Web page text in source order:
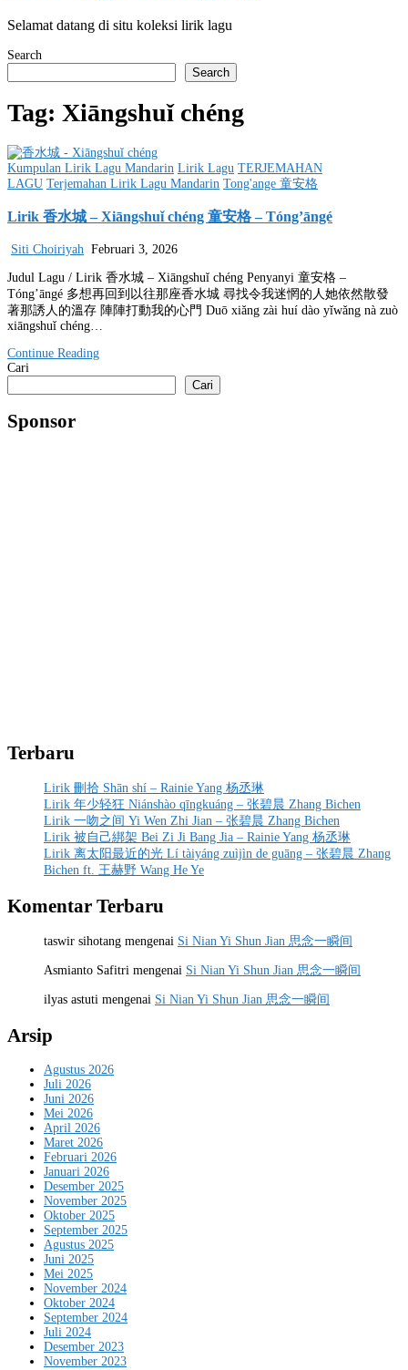
Selamat datang di situ koleksi lirik lagu
Search
Search
Tag: Xiāngshuǐ chéng
Posted
in
Kumpulan Lirik Lagu Mandarin Lirik Lagu TERJEMAHAN
LAGU Terjemahan Lirik Lagu Mandarin Tong'ange 童安格
Lirik 香水城 – Xiāngshuǐ chéng 童安格 – Tóng’āngé
Siti Choiriyah Februari 3, 2026
Judul Lagu / Lirik 香水城 – Xiāngshuǐ chéng Penyanyi 童安格 –
Tóng’āngé 多想再回到以往那座香水城 尋找令我迷惘的人她依然散發
著那誘人的溫存 陣陣打動我的心門 Duō xiǎng zài huí dào yǐwǎng nà zuò
xiāngshuǐ chéng…
Continue Reading
Cari
Cari
Sponsor
Terbaru
Lirik 刪拾 Shān shí – Rainie Yang 杨丞琳
Lirik 年少轻狂 Niánshào qīngkuáng – 张碧晨 Zhang Bichen
Lirik 一吻之间 Yi Wen Zhi Jian – 张碧晨 Zhang Bichen
Lirik 被自己綁架 Bei Zi Ji Bang Jia – Rainie Yang 杨丞琳
Lirik 离太阳最近的光 Lí tàiyáng zuìjìn de guāng – 张碧晨 Zhang
Bichen ft. 王赫野 Wang He Ye
Komentar Terbaru
taswir sihotang mengenai Si Nian Yi Shun Jian 思念一瞬间
Asmianto Safitri mengenai Si Nian Yi Shun Jian 思念一瞬间
ilyas astuti mengenai Si Nian Yi Shun Jian 思念一瞬间
Arsip
Agustus 2026
Juli 2026
Juni 2026
Mei 2026
April 2026
Maret 2026
Februari 2026
Januari 2026
Desember 2025
November 2025
Oktober 2025
September 2025
Agustus 2025
Juni 2025
Mei 2025
November 2024
Oktober 2024
September 2024
Juli 2024
Desember 2023
November 2023